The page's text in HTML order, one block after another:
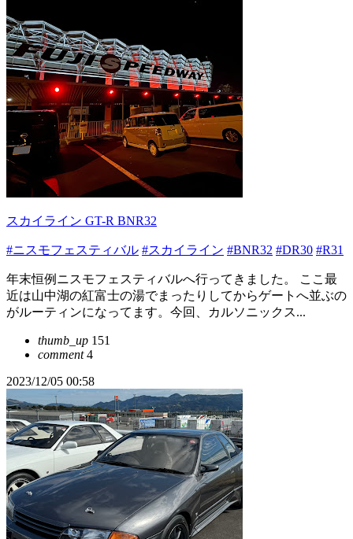
スカイライン GT-R BNR32
#ニスモフェスティバル #スカイライン #BNR32 #DR30 #R31
年末恒例ニスモフェスティバルへ行ってきました。 ここ最
近は山中湖の紅富士の湯でまったりしてからゲートへ並ぶの
がルーティンになってます。今回、カルソニックス...
thumb_up 151
comment4
2023/12/05 00:58